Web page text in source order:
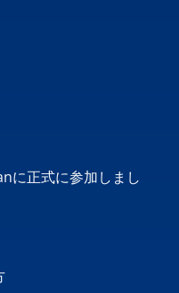
に正式に参加しまし